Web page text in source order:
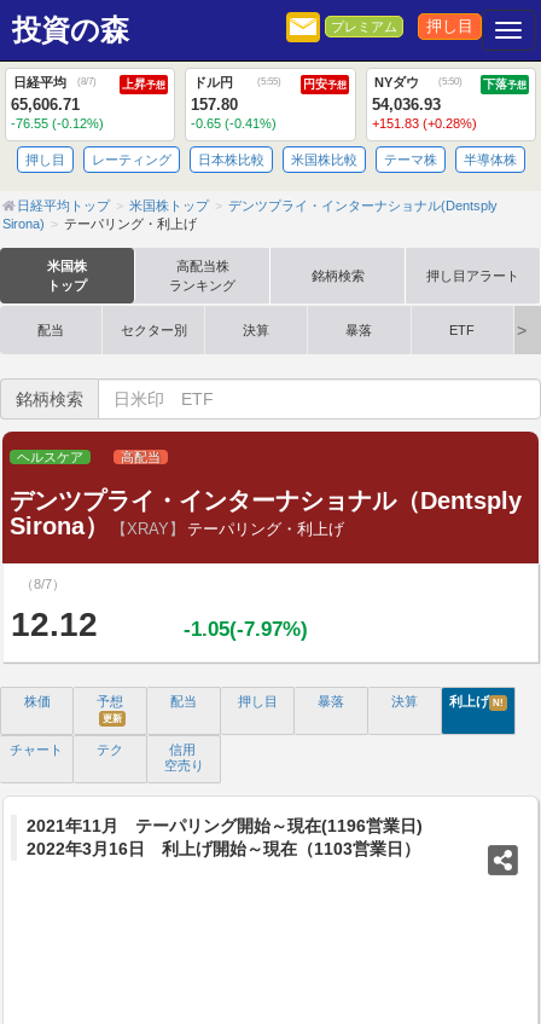
投資の森 プレミアム 押し目
日経平均 (8/7) 上昇予想
65,606.71
-76.55 (-0.12%)
ドル円 (5:55) 円安予想
157.80
-0.65 (-0.41%)
NYダウ (5:50) 下落予想
54,036.93
+151.83 (+0.28%)
押し目 レーティング 日本株比較 米国株比較 テーマ株 半導体株
日経平均トップ 米国株トップ
デンツプライ・インターナショナル(Dentsply
Sirona)
テーパリング・利上げ
米国株
トップ
高配当株
ランキング
銘柄検索 押し目アラート
配当 セクター別 決算 暴落 ETF
銘柄検索
ヘルスケア 高配当
デンツプライ・インターナショナル（Dentsply
Sirona）
【XRAY】 テーパリング・利上げ
（8/7）
12.12 -1.05(-7.97%)
株価 予想
更新
配当 押し目 暴落 決算 利上げ N!
チャート テク
信用
空売り
2021年11月 テーパリング開始～現在(1196営業日)
2022年3月16日 利上げ開始～現在（1103営業日）